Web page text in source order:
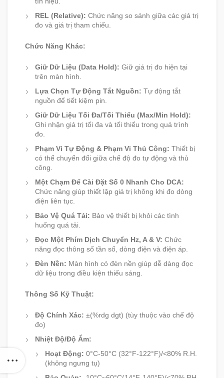
REL (Relative): Chức năng so sánh giữa các giá trị
đo và giá trị tham chiếu.
Chức Năng Khác:
Giữ Dữ Liệu (Data Hold): Giữ giá trị đo hiện tại
trên màn hình.
Lựa Chọn Tự Động Tắt Nguồn: Tự động tắt
nguồn để tiết kiệm pin.
Giữ Dữ Liệu Tối Đa/Tối Thiểu (Max/Min Hold):
Ghi nhận giá trị tối đa và tối thiểu trong quá trình
đo.
Phạm Vi Tự Động & Phạm Vi Thủ Công: Thiết bị
có thể chuyển đổi giữa chế độ đo tự động và thủ
công.
Một Chạm Để Cài Đặt Số 0 Nhanh Cho DCA:
Chức năng giúp thiết lập giá trị không khi đo dòng
điện liên tục.
Bảo Vệ Quá Tải: Bảo vệ thiết bị khỏi các tình
huống quá tải.
Đọc Một Phím Dịch Chuyển Hz, A & V: Chức
năng đọc thông số tần số, dòng điện và điện áp.
Đèn Nền: Màn hình có đèn nền giúp dễ dàng đọc
dữ liệu trong điều kiện thiếu sáng.
Thông Số Kỹ Thuật:
Độ Chính Xác: ±(%rdg dgt) (tùy thuộc vào chế độ
đo)
Nhiệt Độ/Độ Ẩm:
Hoạt Động: 0°C-50°C (32°F-122°F)/<80% R.H.
(không ngưng tụ)